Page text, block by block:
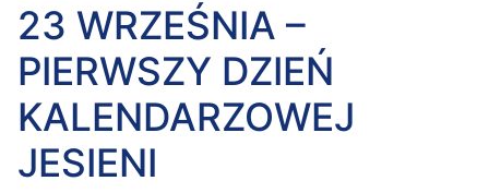
23 WRZEŚNIA –
PIERWSZY DZIEŃ
KALENDARZOWEJ
JESIENI